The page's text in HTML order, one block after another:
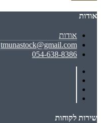
אודות
אודות
tmunastock@gmail.com
054-638-8386
שירות לקוחות